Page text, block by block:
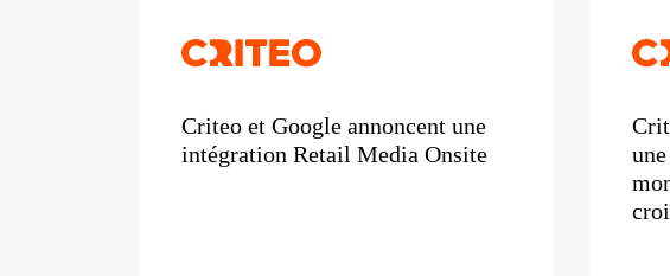
Criteo et Google annoncent une
intégration Retail Media Onsite